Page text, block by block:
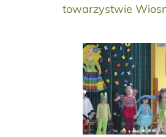
towarzystwie